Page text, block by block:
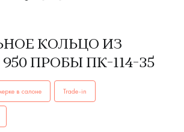
КОЛЬЦО ИЗ
ПРОБЫ ПК-114-35
женские, парные ПК-114-35 PT
в салоне Trade-in